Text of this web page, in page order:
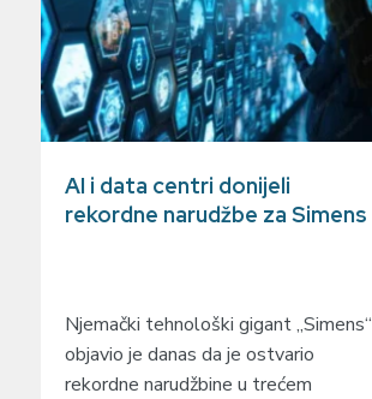
AI i data centri donijeli
rekordne narudžbe za Simens
Njemački tehnološki gigant „Simens“
objavio je danas da je ostvario
rekordne narudžbine u trećem